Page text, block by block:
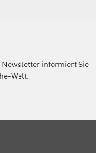
informiert Sie
Welt.